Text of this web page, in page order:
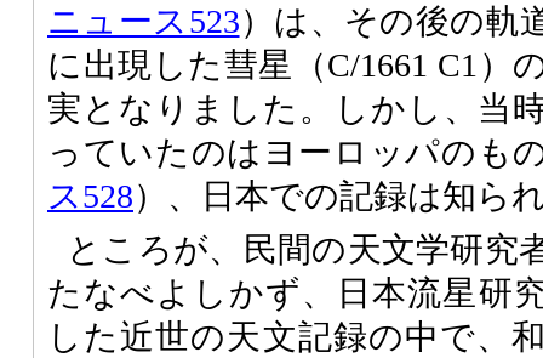
ニュース523）は、その後の軌
に出現した彗星（C/1661 C1）
実となりました。しかし、当
っていたのはヨーロッパのも
ス528）、日本での記録は知ら
ところが、民間の天文学研究
たなべよしかず、日本流星研
した近世の天文記録の中で、